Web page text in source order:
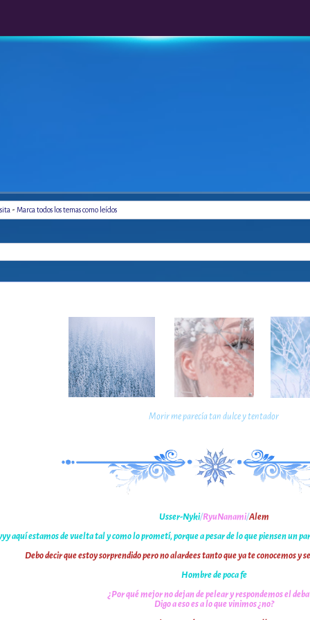
- Marca todos los temas como leídos
Morir me parecía tan dulce y tentador
Usser-Nyki/RyuNanami/Alem
aquí estamos de vuelta tal y como lo prometí, porque a pesar de lo que piensen un
Debo decir que estoy sorprendido pero no alardees tanto que ya te conocemos y
Hombre de poca fe
¿Por qué mejor no dejan de pelear y respondemos el
Digo a eso es a lo que vinimos ¿no?